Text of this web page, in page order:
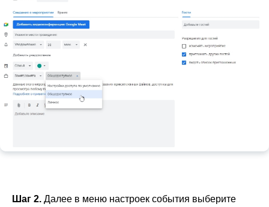
Шаг 2. Далее в меню настроек события выберите